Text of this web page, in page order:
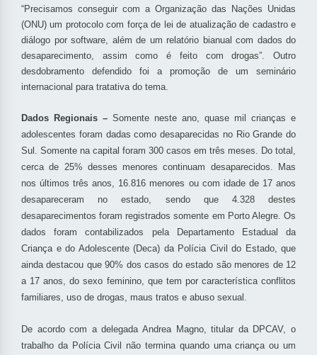
“Precisamos conseguir com a Organização das Nações Unidas
(ONU) um protocolo com força de lei de atualização de cadastro e
diálogo por software, além de um relatório bianual com dados do
desaparecimento, assim como é feito com drogas”. Outro
desdobramento defendido foi a promoção de um seminário
internacional para tratativa do tema.
Dados Regionais – Somente neste ano, quase mil crianças e
adolescentes foram dadas como desaparecidas no Rio Grande do
Sul. Somente na capital foram 300 casos em três meses. Do total,
cerca de 25% desses menores continuam desaparecidos. Mas
nos últimos três anos, 16.816 menores ou com idade de 17 anos
desapareceram no estado, sendo que 4.328 destes
desaparecimentos foram registrados somente em Porto Alegre. Os
dados foram contabilizados pela Departamento Estadual da
Criança e do Adolescente (Deca) da Polícia Civil do Estado, que
ainda destacou que 90% dos casos do estado são menores de 12
a 17 anos, do sexo feminino, que tem por característica conflitos
familiares, uso de drogas, maus tratos e abuso sexual.
De acordo com a delegada Andrea Magno, titular da DPCAV, o
trabalho da Polícia Civil não termina quando uma criança ou um